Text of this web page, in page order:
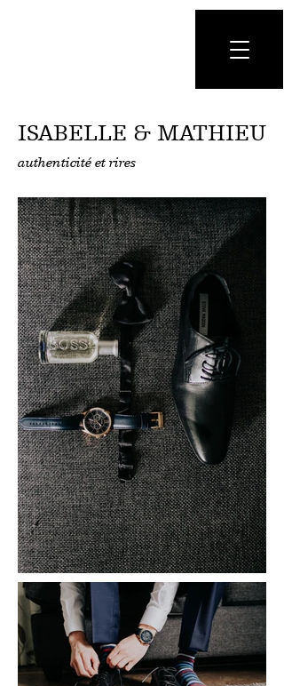
ISABELLE & MATHIEU
authenticité et rires